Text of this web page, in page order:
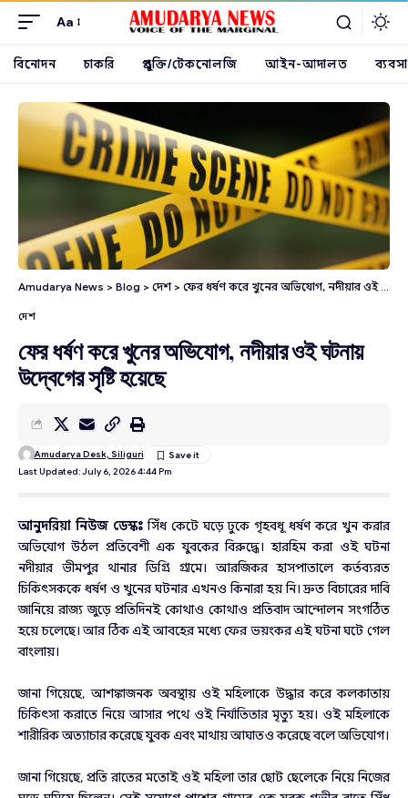
Aa
বিনোদন চাকরি প্রযুক্তি/টেকনোলজি আইন-আদালত ব্যবসা
Amudarya News > Blog > দেশ> ফের ধর্ষণ করে খুনের অভিযোগ, নদীয়ার ওই ঘটনায় উদ্বেগের সৃষ্টি হয়েছে
দেশ
ফের ধর্ষণ করে খুনের অভিযোগ, নদীয়ার ওই ঘটনায়
উদ্বেগের সৃষ্টি হয়েছে
Last Updated: July 6, 2026 4:44 Pm
Amudarya Desk, Siliguri
আনুদরিয়া নিউজ ডেস্কঃসিঁধ কেটে ঘড়ে ঢুকে গৃহবধূ ধর্ষণ করে খুন করার
অভিযোগ উঠল প্রতিবেশী এক যুবকের বিরুদ্ধে। হারহিম করা ওই ঘটনা
নদীয়ার ভীমপুর থানার ডিগ্রি গ্রামে। আরজিকর হাসপাতালে কর্তব্যরত
চিকিৎসককে ধর্ষণ ও খুনের ঘটনার এখনও কিনারা হয় নি। দ্রুত বিচারের দাবি
জানিয়ে রাজ্য জুড়ে প্রতিদিনই কোথাও কোথাও প্রতিবাদ আন্দোলন সংগঠিত
হয়ে চলেছে। আর ঠিক এই আবহের মধ্যে ফের ভয়ংকর এই ঘটনা ঘটে গেল
বাংলায়।
জানা গিয়েছে, আশঙ্কাজনক অবস্থায় ওই মহিলাকে উদ্ধার করে কলকাতায়
চিকিৎসা করাতে নিয়ে আসার পথে ওই নির্যাতিতার মৃত্যু হয়। ওই মহিলাকে
শারীরিক অত্যাচার করেছে যুবক এবং মাথায় আঘাতও করেছে বলে অভিযোগ।
জানা গিয়েছে, প্রতি রাতের মতোই ওই মহিলা তার ছোট ছেলেকে নিয়ে নিজের